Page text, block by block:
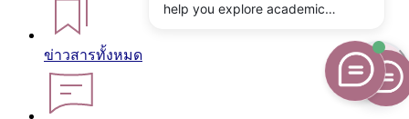
ข่าวสารทั้งหมด
help you explore academic